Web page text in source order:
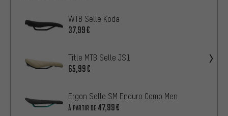
WTB Selle Koda
37,99€
Title MTB Selle JS1
65,99€
Ergon Selle SM Enduro Comp Men
À PARTIR DE 47,99€